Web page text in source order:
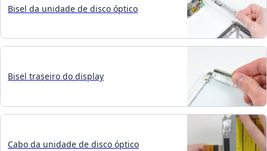
Bisel da unidade de disco óptico
Bisel traseiro do display
Cabo da unidade de disco óptico